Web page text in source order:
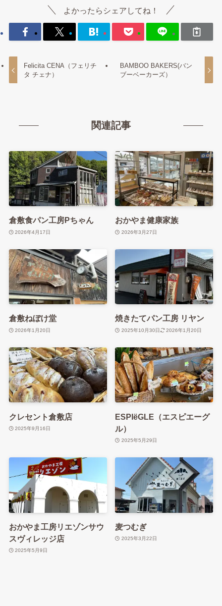
よかったらシェアしてね！
Felicita CENA（フェリチ
タ チェナ）
BAMBOO BAKERS(バン
ブーベーカーズ）
関連記事
倉敷食パン工房Pちゃん
2026年4月17日
おかやま健康家族
2026年3月27日
倉敷ねぼけ堂
2026年1月20日
焼きたてパン工房 リヤン
2025年10月30日 2026年1月20日
クレセント倉敷店
2025年9月16日
ESPIëGLE（エスピエーグ
ル）
2025年5月29日
おかやま工房リエゾンサウ
スヴィレッジ店
2025年5月9日
麦つむぎ
2025年3月22日